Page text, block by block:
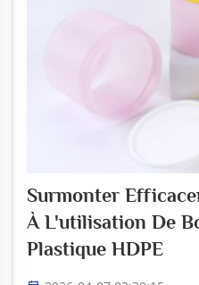
Surmonter
À L'utilisation De
Plastique HDPE